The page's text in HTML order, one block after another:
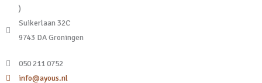
)
Suikerlaan 32C
9743 DA Groningen
050 211 0752
info@ayous.nl